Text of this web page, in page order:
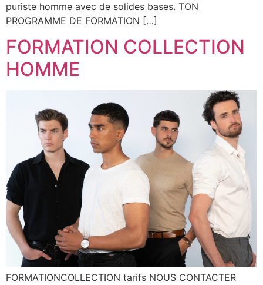
puriste homme avec de solides bases. TON
PROGRAMME DE FORMATION […]
FORMATION COLLECTION
HOMME
FORMATIONCOLLECTION tarifs NOUS CONTACTER